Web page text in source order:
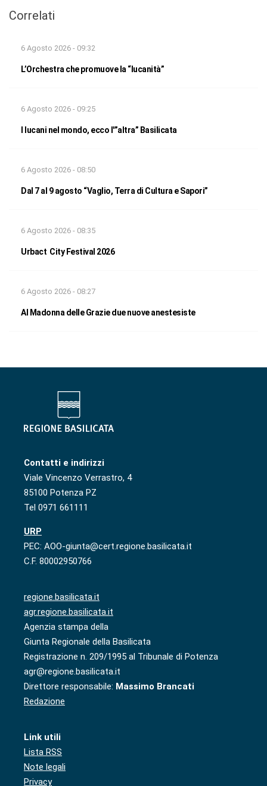
Correlati
6 Agosto 2026 - 09:32
L’Orchestra che promuove la “lucanità”
6 Agosto 2026 - 09:25
I lucani nel mondo, ecco l'”altra” Basilicata
6 Agosto 2026 - 08:50
Dal 7 al 9 agosto “Vaglio, Terra di Cultura e Sapori”
6 Agosto 2026 - 08:35
Urbact City Festival 2026
6 Agosto 2026 - 08:27
Al Madonna delle Grazie due nuove anestesiste
Contatti e indirizzi
Viale Vincenzo Verrastro, 4
85100 Potenza PZ
Tel 0971 661111
URP
PEC: AOO-giunta@cert.regione.basilicata.it
C.F. 80002950766
regione.basilicata.it
agr.regione.basilicata.it
Agenzia stampa della
Giunta Regionale della Basilicata
Registrazione n. 209/1995 al Tribunale di Potenza
agr@regione.basilicata.it
Direttore responsabile: Massimo Brancati
Redazione
Link utili
Lista RSS
Note legali
Privacy